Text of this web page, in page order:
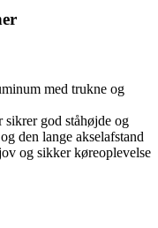
med trukne og
god ståhøjde og
den lange akselafstand
og sikker køreoplevelse